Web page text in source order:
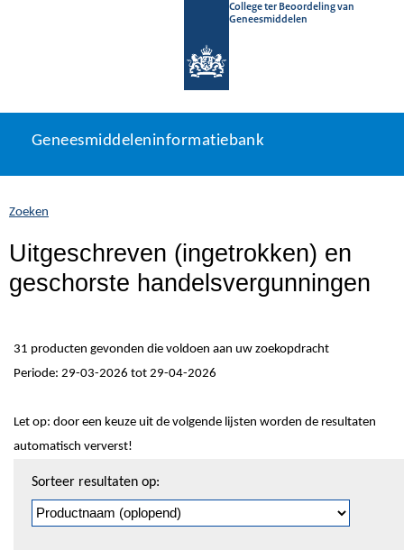
College ter Beoordeling van
Geneesmiddelen
naar
Geneesmiddeleninformatiebank
U
zich
hier:
Geneesmiddeleninformatiebank
Zoeken
Uitgeschreven (ingetrokken) en
geschorste handelsvergunningen
31 producten gevonden die voldoen aan uw zoekopdracht
Periode: 29-03-2026 tot 29-04-2026
Let op: door een keuze uit de volgende lijsten worden de resultaten
automatisch ververst!
pagineren
Sorteer resultaten op: